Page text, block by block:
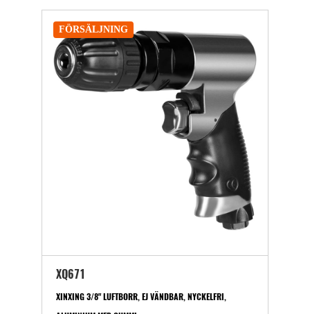
FÖRSÄLJNING
XQ671
XINXING 3/8" LUFTBORR, EJ VÄNDBAR, NYCKELFRI,